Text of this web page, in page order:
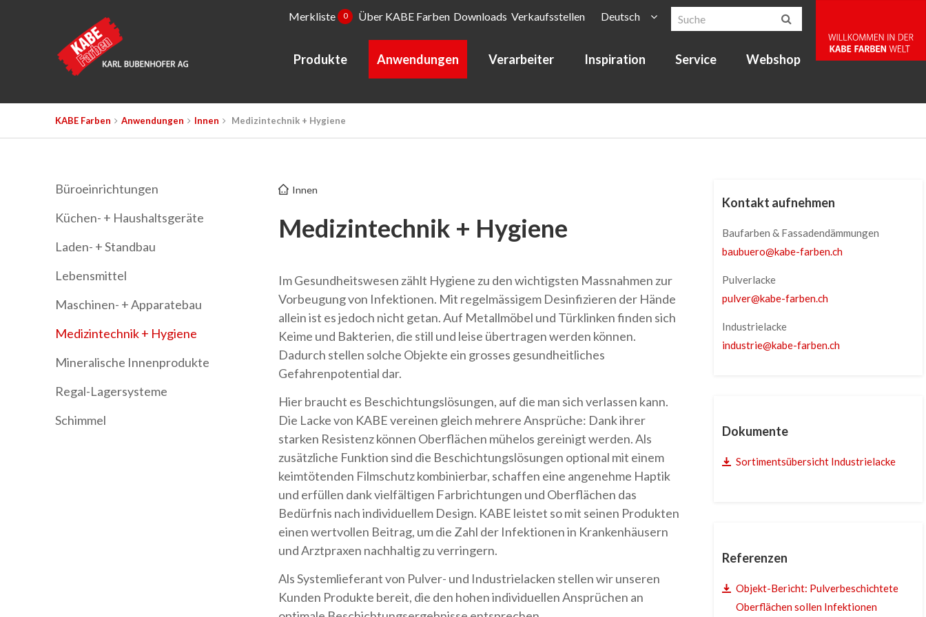
Merkliste 0 Über KABE Farben Downloads Verkaufsstellen Deutsch
Produkte Anwendungen Verarbeiter Inspiration Service Webshop
KABE Farben Anwendungen Innen Medizintechnik + Hygiene
Büroeinrichtungen
Küchen- + Haushaltsgeräte
Laden- + Standbau
Lebensmittel
Maschinen- + Apparatebau
Medizintechnik + Hygiene
Mineralische Innenprodukte
Regal-Lagersysteme
Schimmel
Innen
Medizintechnik + Hygiene
Im Gesundheitswesen zählt Hygiene zu den wichtigsten Massnahmen zur
Vorbeugung von Infektionen. Mit regelmässigem Desinfizieren der Hände
allein ist es jedoch nicht getan. Auf Metallmöbel und Türklinken finden sich
Keime und Bakterien, die still und leise übertragen werden können.
Dadurch stellen solche Objekte ein grosses gesundheitliches
Gefahrenpotential dar.
Hier braucht es Beschichtungslösungen, auf die man sich verlassen kann.
Die Lacke von KABE vereinen gleich mehrere Ansprüche: Dank ihrer
starken Resistenz können Oberflächen mühelos gereinigt werden. Als
zusätzliche Funktion sind die Beschichtungslösungen optional mit einem
keimtötenden Filmschutz kombinierbar, schaffen eine angenehme Haptik
und erfüllen dank vielfältigen Farbrichtungen und Oberflächen das
Bedürfnis nach individuellem Design. KABE leistet so mit seinen Produkten
einen wertvollen Beitrag, um die Zahl der Infektionen in Krankenhäusern
und Arztpraxen nachhaltig zu verringern.
Als Systemlieferant von Pulver- und Industrielacken stellen wir unseren
Kunden Produkte bereit, die den hohen individuellen Ansprüchen an
Kontakt aufnehmen
Baufarben & Fassadendämmungen
baubuero@kabe-farben.ch
Pulverlacke
pulver@kabe-farben.ch
Industrielacke
industrie@kabe-farben.ch
Dokumente
Sortimentsübersicht Industrielacke
Referenzen
Objekt-Bericht: Pulverbeschichtete
Oberflächen sollen Infektionen